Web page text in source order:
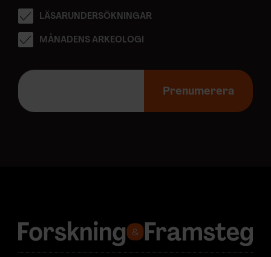
LÄSARUNDERSÖKNINGAR
MÅNADENS ARKEOLOGI
E
p
s
:
Prenumerera